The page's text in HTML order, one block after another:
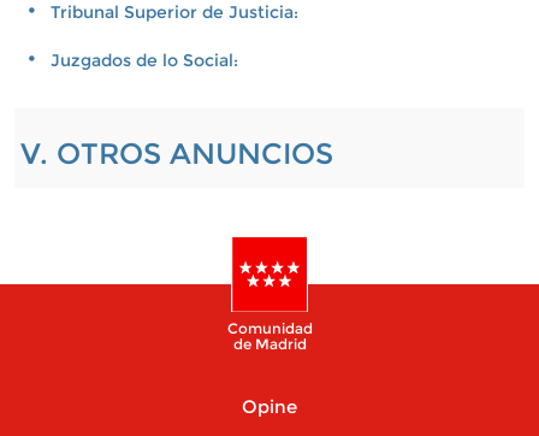
Tribunal Superior de Justicia:
Juzgados de lo Social:
V. OTROS ANUNCIOS
Comunidad
de Madrid
Opine